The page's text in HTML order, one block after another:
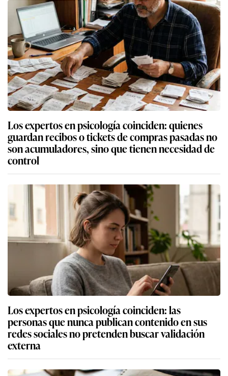
Los expertos en psicología coinciden: quienes
guardan recibos o tickets de compras pasadas no
son acumuladores, sino que tienen necesidad de
control
Los expertos en psicología coinciden: las
personas que nunca publican contenido en sus
redes sociales no pretenden buscar validación
externa